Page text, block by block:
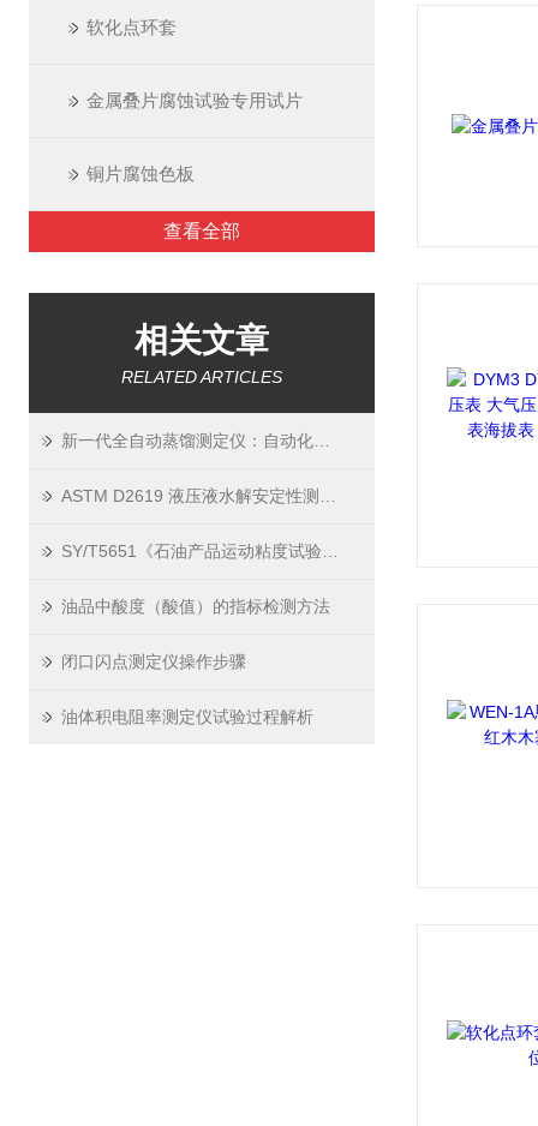
软化点环套
金属叠片腐蚀试验专用试片
铜片腐蚀色板
查看全部
相关文章
RELATED ARTICLES
油品中酸度（酸值）的指标检测方法
闭口闪点测定仪操作步骤
油体积电阻率测定仪试验过程解析